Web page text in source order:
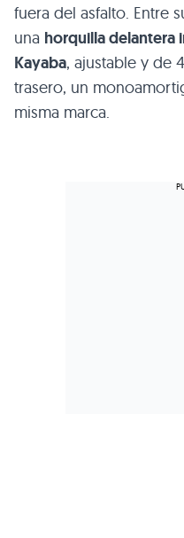
fuera del asfalto. Entre
una horquilla delantera
Kayaba, ajustable y de
trasero, un
misma marca.